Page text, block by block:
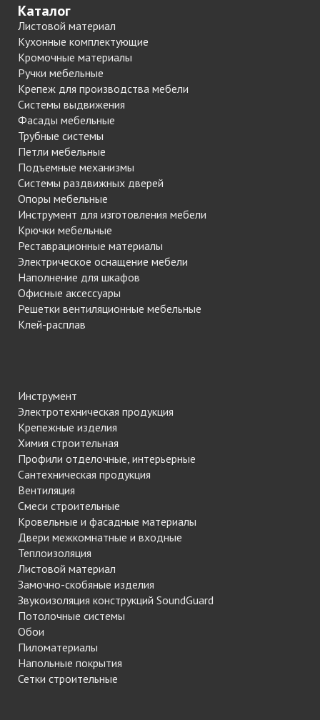
Каталог
Листовой материал
Кухонные комплектующие
Кромочные материалы
Ручки мебельные
Крепеж для производства мебели
Системы выдвижения
Фасады мебельные
Трубные системы
Петли мебельные
Подъемные механизмы
Системы раздвижных дверей
Опоры мебельные
Инструмент для изготовления мебели
Крючки мебельные
Реставрационные материалы
Электрическое оснащение мебели
Наполнение для шкафов
Офисные аксессуары
Решетки вентиляционные мебельные
Клей-расплав
Инструмент
Электротехническая продукция
Крепежные изделия
Химия строительная
Профили отделочные, интерьерные
Сантехническая продукция
Вентиляция
Смеси строительные
Кровельные и фасадные материалы
Двери межкомнатные и входные
Теплоизоляция
Листовой материал
Замочно-скобяные изделия
Звукоизоляция конструкций SoundGuard
Потолочные системы
Обои
Пиломатериалы
Напольные покрытия
Сетки строительные